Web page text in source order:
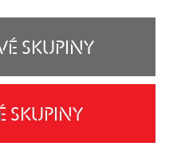
SKUPINY
SKUPINY